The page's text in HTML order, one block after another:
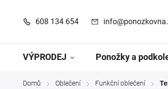
608 134 654
VÝPRODEJ Ponožky a
Domů / Oblečení / Funkční oblečení /